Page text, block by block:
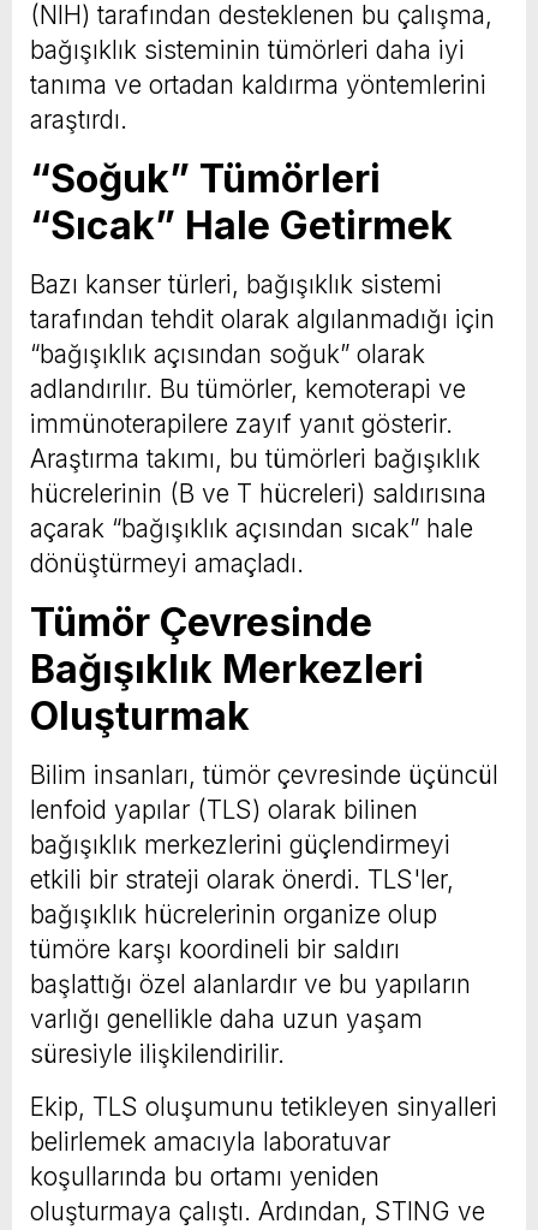
(NIH) tarafından desteklenen bu çalışma,
bağışıklık sisteminin tümörleri daha iyi
tanıma ve ortadan kaldırma yöntemlerini
araştırdı.
“Soğuk” Tümörleri
“Sıcak” Hale Getirmek
Bazı kanser türleri, bağışıklık sistemi
tarafından tehdit olarak algılanmadığı için
“bağışıklık açısından soğuk” olarak
adlandırılır. Bu tümörler, kemoterapi ve
immünoterapilere zayıf yanıt gösterir.
Araştırma takımı, bu tümörleri bağışıklık
hücrelerinin (B ve T hücreleri) saldırısına
açarak “bağışıklık açısından sıcak” hale
dönüştürmeyi amaçladı.
Tümör Çevresinde
Bağışıklık Merkezleri
Oluşturmak
Bilim insanları, tümör çevresinde üçüncül
lenfoid yapılar (TLS) olarak bilinen
bağışıklık merkezlerini güçlendirmeyi
etkili bir strateji olarak önerdi. TLS'ler,
bağışıklık hücrelerinin organize olup
tümöre karşı koordineli bir saldırı
başlattığı özel alanlardır ve bu yapıların
varlığı genellikle daha uzun yaşam
süresiyle ilişkilendirilir.
Ekip, TLS oluşumunu tetikleyen sinyalleri
belirlemek amacıyla laboratuvar
koşullarında bu ortamı yeniden
oluşturmaya çalıştı. Ardından, STING ve